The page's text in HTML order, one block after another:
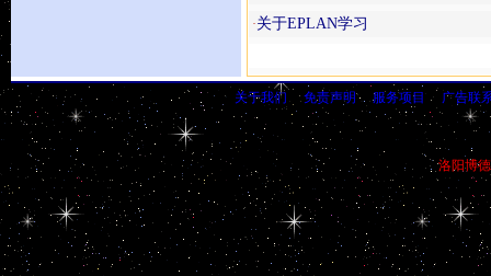
·关于EPLAN学习
关于我们 免责声明 服务项目
广告联
©2023-2025 中国工控网（
管理员信箱：
洛阳博